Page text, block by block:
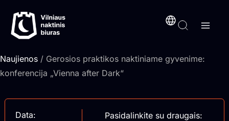
prie
turinio
Naujienos / Gerosios praktikos naktiniame gyvenime:
konferencija „Vienna after Dark“
Data:
Pasidalinkite su draugais: